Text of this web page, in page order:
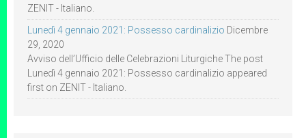
ZENIT - Italiano.
Lunedì 4 gennaio 2021: Possesso cardinalizio Dicembre
29, 2020
Avviso dell’Ufficio delle Celebrazioni Liturgiche The post
Lunedì 4 gennaio 2021: Possesso cardinalizio appeared
first on ZENIT - Italiano.